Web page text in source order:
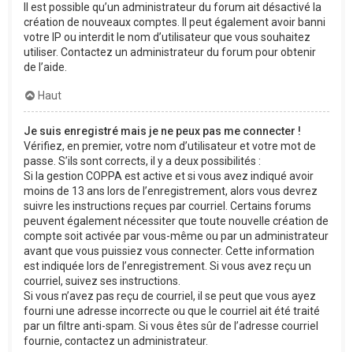
Il est possible qu’un administrateur du forum ait désactivé la
création de nouveaux comptes. Il peut également avoir banni
votre IP ou interdit le nom d’utilisateur que vous souhaitez
utiliser. Contactez un administrateur du forum pour obtenir
de l’aide.
Haut
Je suis enregistré mais je ne peux pas me connecter !
Vérifiez, en premier, votre nom d’utilisateur et votre mot de
passe. S’ils sont corrects, il y a deux possibilités :
Si la gestion COPPA est active et si vous avez indiqué avoir
moins de 13 ans lors de l’enregistrement, alors vous devrez
suivre les instructions reçues par courriel. Certains forums
peuvent également nécessiter que toute nouvelle création de
compte soit activée par vous-même ou par un administrateur
avant que vous puissiez vous connecter. Cette information
est indiquée lors de l’enregistrement. Si vous avez reçu un
courriel, suivez ses instructions.
Si vous n’avez pas reçu de courriel, il se peut que vous ayez
fourni une adresse incorrecte ou que le courriel ait été traité
par un filtre anti-spam. Si vous êtes sûr de l’adresse courriel
fournie, contactez un administrateur.